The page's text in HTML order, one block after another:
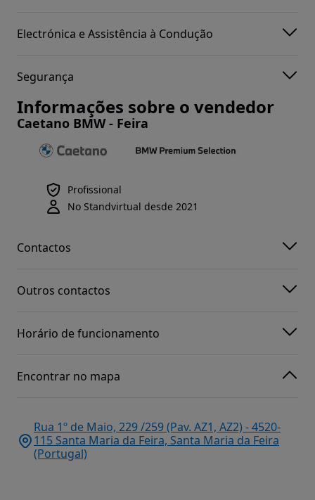
Electrónica e Assistência à Condução
Segurança
Informações sobre o vendedor
Caetano BMW - Feira
Profissional
No Standvirtual desde 2021
Contactos
Outros contactos
Horário de funcionamento
Encontrar no mapa
Rua 1º de Maio, 229 /259 (Pav. AZ1, AZ2) - 4520-
115 Santa Maria da Feira, Santa Maria da Feira
(Portugal)